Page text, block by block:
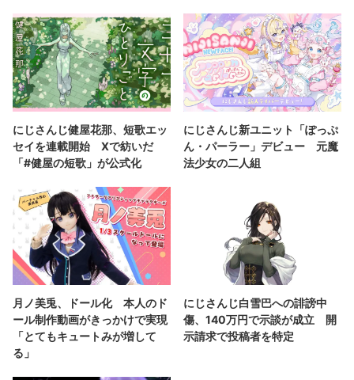
にじさんじ健屋花那、短歌エッ
セイを連載開始 Xで紡いだ
「#健屋の短歌」が公式化
にじさんじ新ユニット「ぽっぷ
ん・パーラー」デビュー 元魔
法少女の二人組
月ノ美兎、ドール化 本人のド
ール制作動画がきっかけで実現
「とてもキュートみが増して
る」
にじさんじ白雪巴への誹謗中
傷、140万円で示談が成立 開
示請求で投稿者を特定